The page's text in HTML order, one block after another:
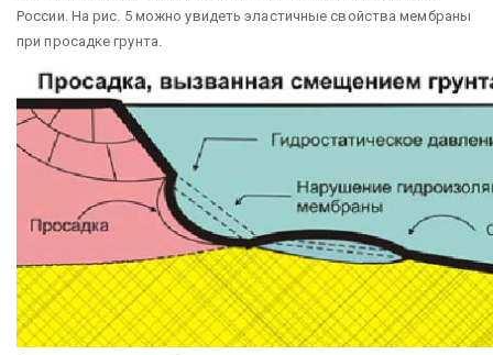
России. На рис. 5 можно увидеть эластичные свойства мембраны
при просадке грунта.